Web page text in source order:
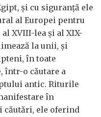
şi cu siguranţă ele
al Europei pentru
XVIII-lea şi al XIX-
la unii, şi
în toate
într-o căutare a
antic. Riturile
în
căutări, ele oferind